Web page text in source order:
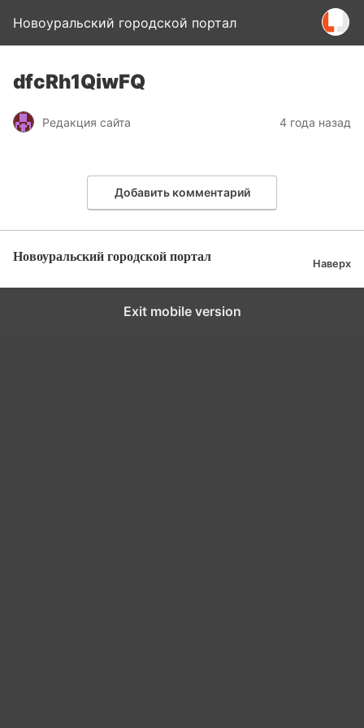
Новоуральский городской портал
dfcRh1QiwFQ
Редакция сайта 4 года назад
Добавить комментарий
Новоуральский городской портал Наверх
Exit mobile version